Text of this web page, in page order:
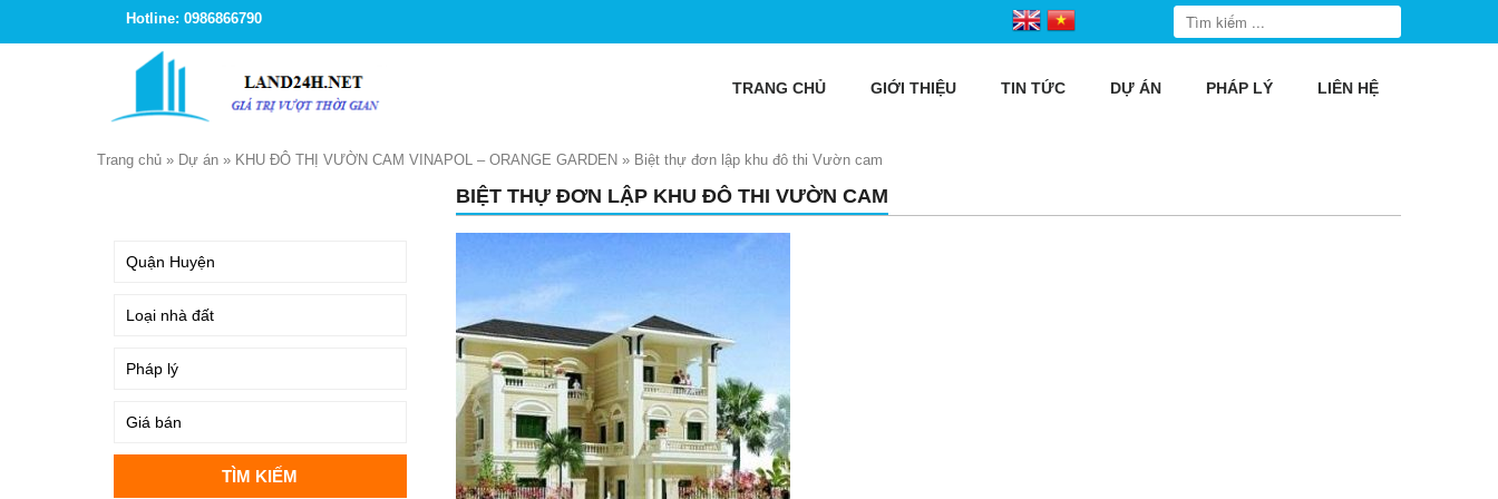
Hotline: 0986866790
TRANG CHỦ GIỚI THIỆU TIN TỨC DỰ ÁN PHÁP LÝ LIÊN HỆ
Trang chủ » Dự án » KHU ĐÔ THỊ VƯỜN CAM VINAPOL – ORANGE GARDEN » Biệt thự đơn lập khu đô thi Vườn cam
BIỆT THỰ ĐƠN LẬP KHU ĐÔ THI VƯỜN CAM